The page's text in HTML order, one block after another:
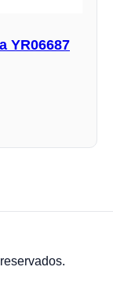
YR06687